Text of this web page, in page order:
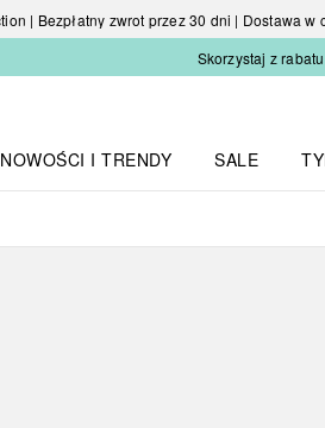
| Bezpłatny zwrot przez 30 dni | Dostawa
Skorzystaj z
NOWOŚCI I TRENDY
SALE